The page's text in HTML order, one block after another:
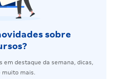
sobre
em destaque da semana, dicas,
muito mais.